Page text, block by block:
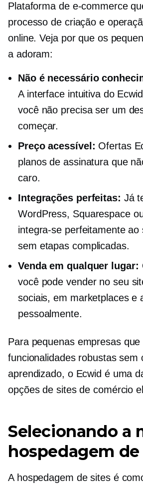
Plataforma de e-commerce
processo de criação e
online. Veja por que os
a adoram:
Não é necessário
A interface intuitiva do
você não precisa ser um
começar.
Preço acessível: Ofertas
planos de assinatura que
caro.
Integrações perfeitas: Já
WordPress, Squarespace
integra-se perfeitamente ao
sem etapas complicadas.
Venda em qualquer lugar:
você pode vender no seu
sociais, em marketplaces e
pessoalmente.
Para pequenas empresas que
funcionalidades robustas sem
aprendizado, o Ecwid é uma
opções de sites de comércio
Selecionando a
hospedagem
A hospedagem de sites é